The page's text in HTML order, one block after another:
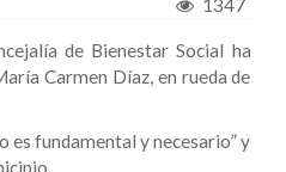
1347
de Bienestar Social ha
Carmen Díaz, en rueda de
es fundamental y necesario” y